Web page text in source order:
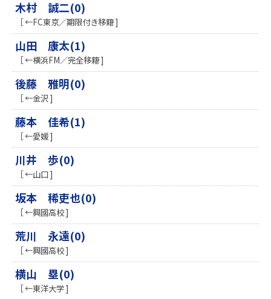
木村 誠二(0)
［ ←FC東京／期限付き移籍 ]
山田 康太(1)
［ ←横浜FM／完全移籍 ]
後藤 雅明(0)
［ ←金沢 ]
藤本 佳希(1)
［ ←愛媛 ]
川井 歩(0)
［ ←山口 ]
坂本 稀吏也(0)
［ ←興國高校 ]
荒川 永遠(0)
［ ←興國高校 ]
横山 塁(0)
［ ←東洋大学 ]